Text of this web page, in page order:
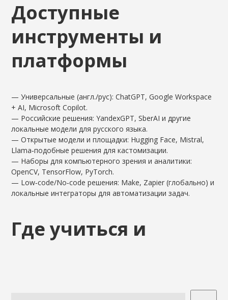
Доступные
инструменты и
платформы
— Универсальные (англ./рус): ChatGPT, Google Workspace
+ AI, Microsoft Copilot.
— Российские решения: YandexGPT, SberAI и другие
локальные модели для русского языка.
— Открытые модели и площадки: Hugging Face, Mistral,
Llama‑подобные решения для кастомизации.
— Наборы для компьютерного зрения и аналитики:
OpenCV, TensorFlow, PyTorch.
— Low‑code/No‑code решения: Make, Zapier (глобально) и
локальные интеграторы для автоматизации задач.
Где учиться и